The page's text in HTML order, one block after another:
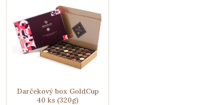
Darčekový box GoldCup
40 ks (320g)